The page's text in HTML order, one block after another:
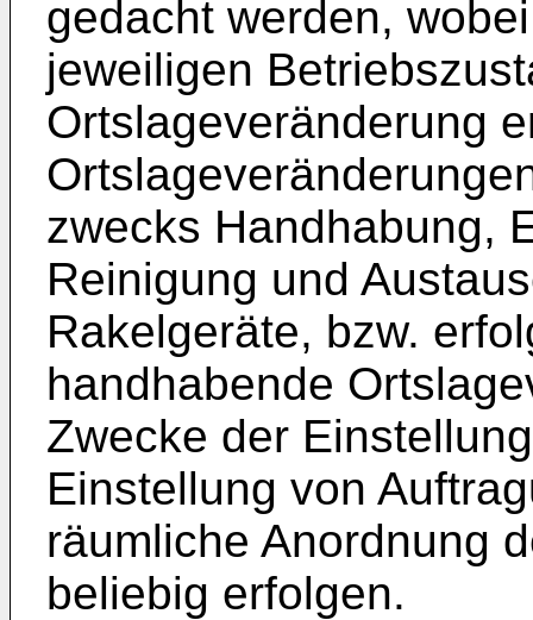
gedacht werden,
jeweiligen
Ortslageveränderung
zwecks Handhabung,
Reinigung und
Rakelgeräte, bzw.
handhabende
Zwecke der
Einstellung von
räumliche Anordnung
beliebig erfolgen.